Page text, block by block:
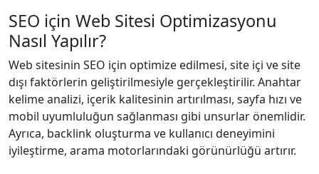
SEO için Web Sitesi Optimizasyonu
Nasıl Yapılır?
Web sitesinin SEO için optimize edilmesi, site içi ve site
dışı faktörlerin geliştirilmesiyle gerçekleştirilir. Anahtar
kelime analizi, içerik kalitesinin artırılması, sayfa hızı ve
mobil uyumluluğun sağlanması gibi unsurlar önemlidir.
Ayrıca, backlink oluşturma ve kullanıcı deneyimini
iyileştirme, arama motorlarındaki görünürlüğü artırır.